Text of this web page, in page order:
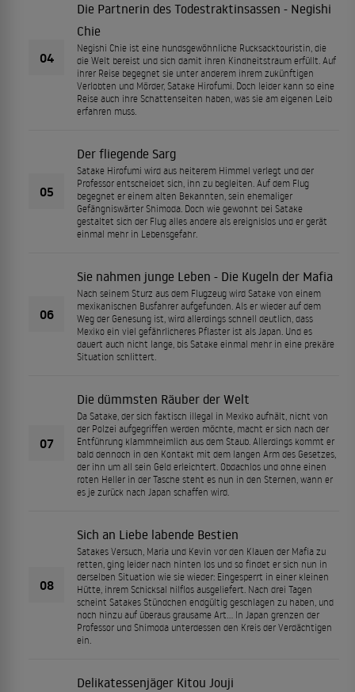
04
Die Partnerin des Todestraktinsassen - Negishi
Chie
Negishi Chie ist eine hundsgewöhnliche Rucksacktouristin, die
die Welt bereist und sich damit ihren Kindheitstraum erfüllt. Auf
ihrer Reise begegnet sie unter anderem ihrem zukünftigen
Verlobten und Mörder, Satake Hirofumi. Doch leider kann so eine
Reise auch ihre Schattenseiten haben, was sie am eigenen Leib
erfahren muss.
05
Der fliegende Sarg
Satake Hirofumi wird aus heiterem Himmel verlegt und der
Professor entscheidet sich, ihn zu begleiten. Auf dem Flug
begegnet er einem alten Bekannten, sein ehemaliger
Gefängniswärter Shimoda. Doch wie gewohnt bei Satake
gestaltet sich der Flug alles andere als ereignislos und er gerät
einmal mehr in Lebensgefahr.
06
Sie nahmen junge Leben - Die Kugeln der Mafia
Nach seinem Sturz aus dem Flugzeug wird Satake von einem
mexikanischen Busfahrer aufgefunden. Als er wieder auf dem
Weg der Genesung ist, wird allerdings schnell deutlich, dass
Mexiko ein viel gefährlicheres Pflaster ist als Japan. Und es
dauert auch nicht lange, bis Satake einmal mehr in eine prekäre
Situation schlittert.
07
Die dümmsten Räuber der Welt
Da Satake, der sich faktisch illegal in Mexiko aufhält, nicht von
der Polzei aufgegriffen werden möchte, macht er sich nach der
Entführung klammheimlich aus dem Staub. Allerdings kommt er
bald dennoch in den Kontakt mit dem langen Arm des Gesetzes,
der ihn um all sein Geld erleichtert. Obdachlos und ohne einen
roten Heller in der Tasche steht es nun in den Sternen, wann er
es je zurück nach Japan schaffen wird.
08
Sich an Liebe labende Bestien
Satakes Versuch, Maria und Kevin vor den Klauen der Mafia zu
retten, ging leider nach hinten los und so findet er sich nun in
derselben Situation wie sie wieder: Eingesperrt in einer kleinen
Hütte, ihrem Schicksal hilflos ausgeliefert. Nach drei Tagen
scheint Satakes Stündchen endgültig geschlagen zu haben, und
noch hinzu auf überaus grausame Art… In Japan grenzen der
Professor und Shimoda unterdessen den Kreis der Verdächtigen
ein.
Delikatessenjäger Kitou Jouji